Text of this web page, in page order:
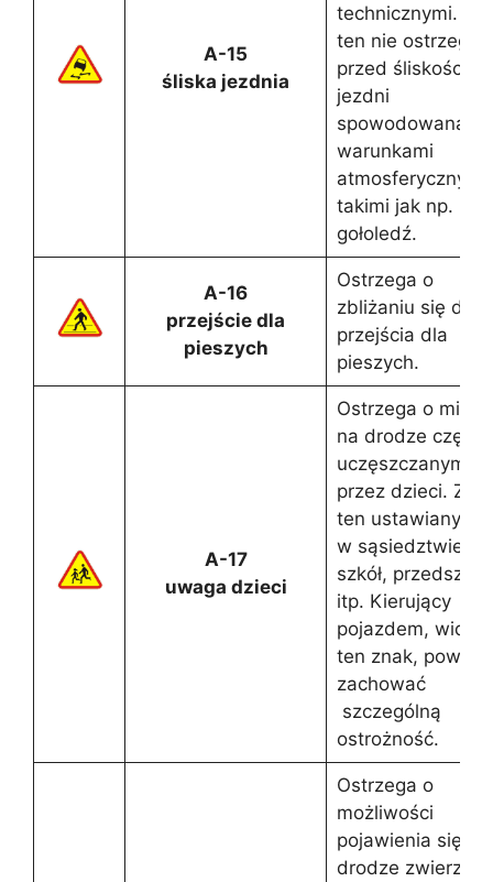
A-15
śliska jezdnia
technicznymi.
ten nie ostrzega
przed śliskością
jezdni
spowodowaną
warunkami
atmosferycznymi,
takimi jak np.
gołoledź.
A-16
przejście dla
pieszych
Ostrzega o
zbliżaniu się do
przejścia dla
pieszych.
A-17
uwaga dzieci
Ostrzega o
na drodze często
uczęszczanym
przez dzieci.
ten ustawiany
w sąsiedztwie
szkół, przedszkoli
itp. Kierujący
pojazdem,
ten znak,
zachować
szczególną
ostrożność.
Ostrzega o
możliwości
pojawienia się na
drodze zwierząt